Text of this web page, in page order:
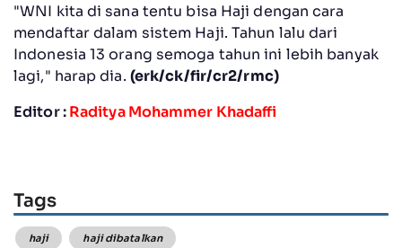
"WNI kita di sana tentu bisa Haji dengan cara
mendaftar dalam sistem Haji. Tahun lalu dari
Indonesia 13 orang semoga tahun ini lebih banyak
lagi," harap dia. (erk/ck/fir/cr2/rmc)
Editor :Raditya Mohammer Khadaffi
Tags
haji haji dibatalkan